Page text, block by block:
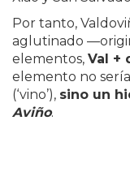
Por tanto,
aglutinado
elementos, Val +
elemento no
(‘vino’), sino un
Aviño.